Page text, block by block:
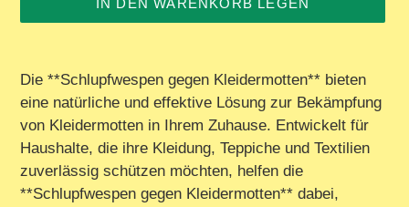
wird
zum
Warenkorb
Die **Schlupfwespen gegen Kleidermotten** bieten
eine natürliche und effektive Lösung zur Bekämpfung
von Kleidermotten in Ihrem Zuhause. Entwickelt für
Haushalte, die ihre Kleidung, Teppiche und Textilien
zuverlässig schützen möchten, helfen die
**Schlupfwespen gegen Kleidermotten** dabei,